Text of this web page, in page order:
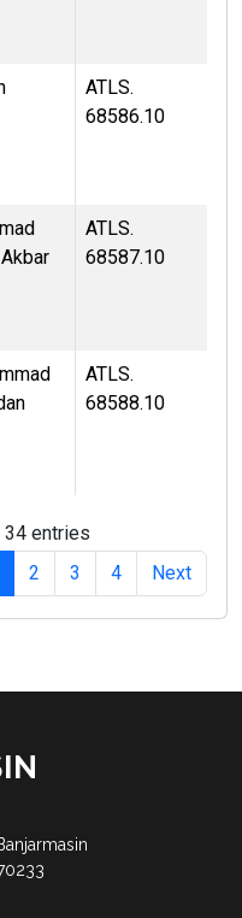
ATLS.
68586.10
ATLS.
68587.10
ATLS.
68588.10
entries
2 3 4 Next